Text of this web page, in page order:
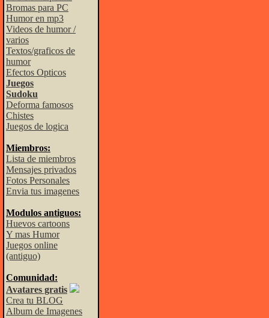
Bromas para PC
Humor en mp3
Videos de humor /
varios
Textos/graficos de
humor
Efectos Opticos
Juegos
Sudoku
Deforma famosos
Chistes
Juegos de logica
Miembros:
Lista de miembros
Mensajes privados
Fotos Personales
Envia tus imagenes
Modulos antiguos:
Huevos cartoons
Y mas Humor
Juegos online
(antiguo)
Comunidad:
Avatares gratis
Crea tu BLOG
Album de Imagenes